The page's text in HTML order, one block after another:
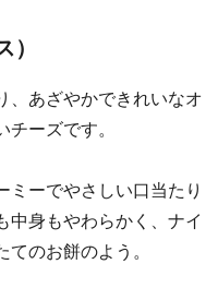
、あざやかできれいなオ
ーズです。
ミーでやさしい口当たり
中身もやわらかく、ナイ
のお餅のよう。